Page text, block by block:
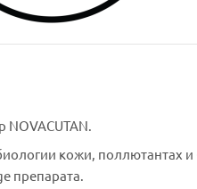
кожи, поллютантах
препарата.